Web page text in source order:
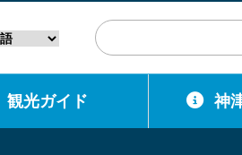
観光ガイド 神